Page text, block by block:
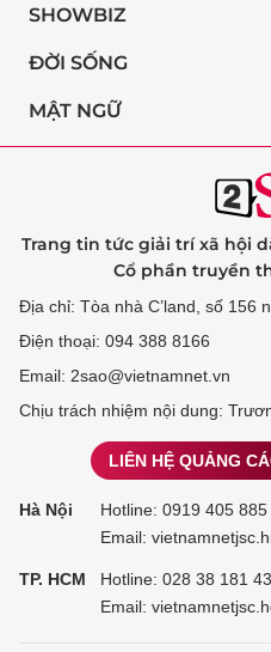
SHOWBIZ
ĐỜI SỐNG
MẬT NGỮ
Trang tin tức giải trí xã hội
Cổ phần truyền
Địa chỉ: Tòa nhà C’land, số 156
Điện thoại: 094 388 8166
Email: 2sao@vietnamnet.vn
Chịu trách nhiệm nội dung:
LIÊN HỆ QUẢNG
Hà Nội Hotline: 0919 405 885
Email:
TP. HCM Hotline: 028 38 181
Email: